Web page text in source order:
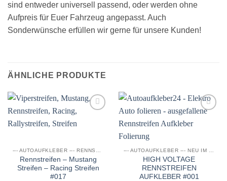
sind entweder universell passend, oder werden ohne
Aufpreis für Euer Fahrzeug angepasst. Auch
Sonderwünsche erfüllen wir gerne für unsere Kunden!
ÄHNLICHE PRODUKTE
Wunschliste
--- AUTOAUFKLEBER --- RENNSTREIFEN
Rennstreifen – Mustang
Streifen – Racing Streifen
#017
Wunschliste
--- AUTOAUFKLEBER --- NEU IM SORTIMENT
HIGH VOLTAGE
RENNSTREIFEN
AUFKLEBER #001